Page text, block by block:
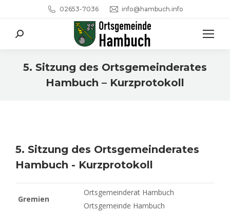
02653-7036 info@hambuch.info
Search:
5. Sitzung des Ortsgemeinderates
Hambuch – Kurzprotokoll
5. Sitzung des Ortsgemeinderates
Hambuch - Kurzprotokoll
Gremien
Ortsgemeinderat Hambuch
Ortsgemeinde Hambuch